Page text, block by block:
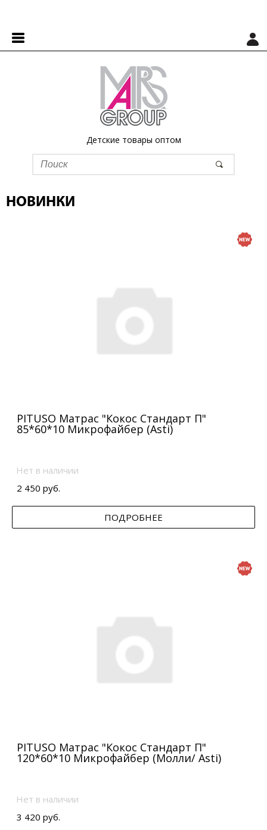
Детские товары оптом
НОВИНКИ
PITUSO Матрас "Кокос Стандарт П"
85*60*10 Микрофайбер (Asti)
Нет в наличии
2 450 руб.
ПОДРОБНЕЕ
PITUSO Матрас "Кокос Стандарт П"
120*60*10 Микрофайбер (Молли/ Asti)
Нет в наличии
3 420 руб.